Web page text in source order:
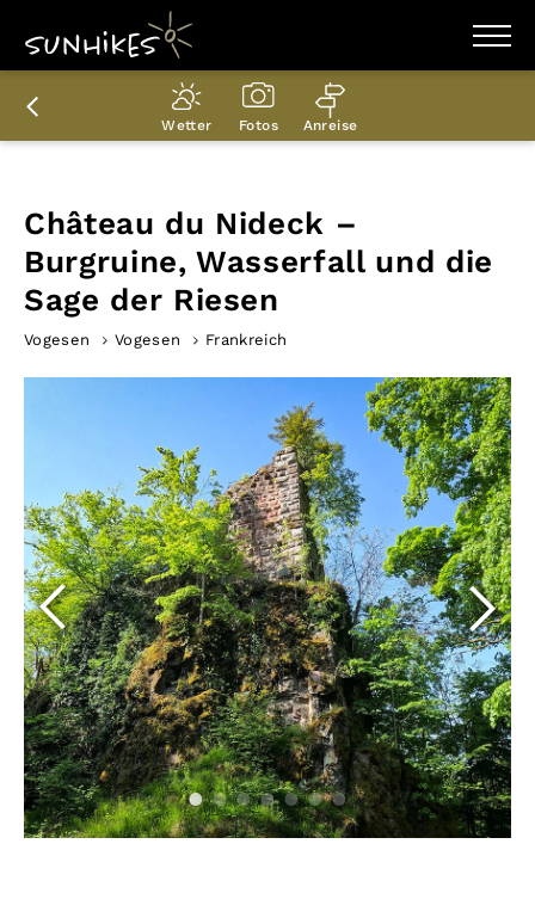
WANDERZIELE
WANDERUNGEN
ENTDECKEN
PLANER
Wetter Fotos Anreise
Château du Nideck –
Burgruine, Wasserfall und die
Sage der Riesen
Vogesen Vogesen Frankreich